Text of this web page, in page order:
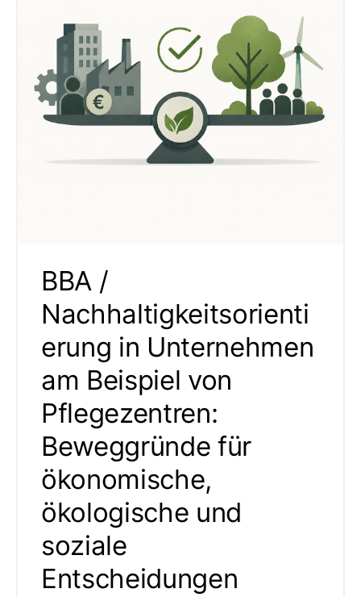
BBA /
Nachhaltigkeitsorienti
erung in Unternehmen
am Beispiel von
Pflegezentren:
Beweggründe für
ökonomische,
ökologische und
soziale
Entscheidungen